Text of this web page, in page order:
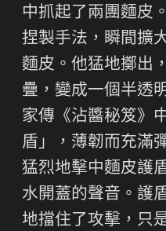
中抓起了兩團麵皮
捏製手法，瞬間擴
麵皮。他猛地擲出
疊，變成一個半透
家傳《沾醬秘笈》
盾」，薄韌而充滿
猛烈地擊中麵皮護
水開蓋的聲音。護
地擋住了攻擊，只